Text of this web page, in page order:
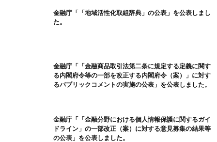
金融庁「「地域活性化取組辞典」の公表」を公表しまし
た。
金融庁「「金融商品取引法第二条に規定する定義に関す
る内閣府令等の一部を改正する内閣府令（案）」に対す
るパブリックコメントの実施の公表」を公表しました。
金融庁「「金融分野における個人情報保護に関するガイ
ドライン」の一部改正（案）に対する意見募集の結果等
の公表」を公表しました。